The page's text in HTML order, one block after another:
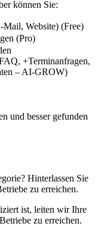
können Sie:
Mail, Website) (Free)
(Pro)
+Terminanfragen,
– AI-GROW)
und besser gefunden
Hinterlassen Sie
zu erreichen.
ist, leiten wir Ihre
zu erreichen.